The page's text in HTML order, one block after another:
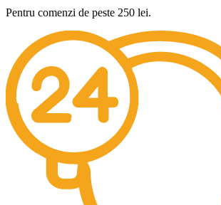
Pentru comenzi de peste 250 lei.